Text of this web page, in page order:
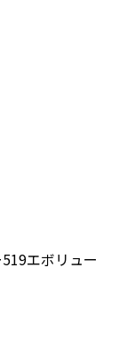
エボリュー